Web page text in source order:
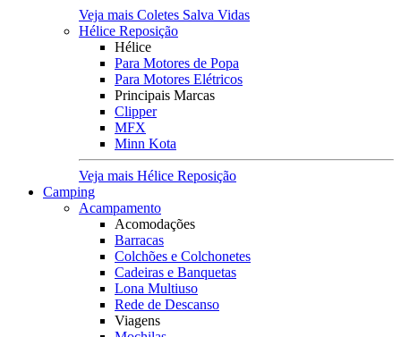
Veja mais Coletes Salva Vidas
Hélice Reposição
Hélice
Para Motores de Popa
Para Motores Elétricos
Principais Marcas
Clipper
MFX
Minn Kota
Veja mais Hélice Reposição
Camping
Acampamento
Acomodações
Barracas
Colchões e Colchonetes
Cadeiras e Banquetas
Lona Multiuso
Rede de Descanso
Viagens